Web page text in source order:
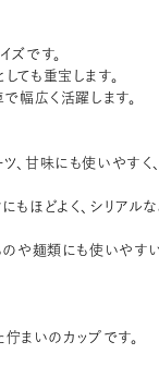
ズです。
ても重宝します。
幅広く活躍します。
、甘味にも使いやすく
ほどよく、シリアル
のや麺類にも使いやす
まいのカップです。